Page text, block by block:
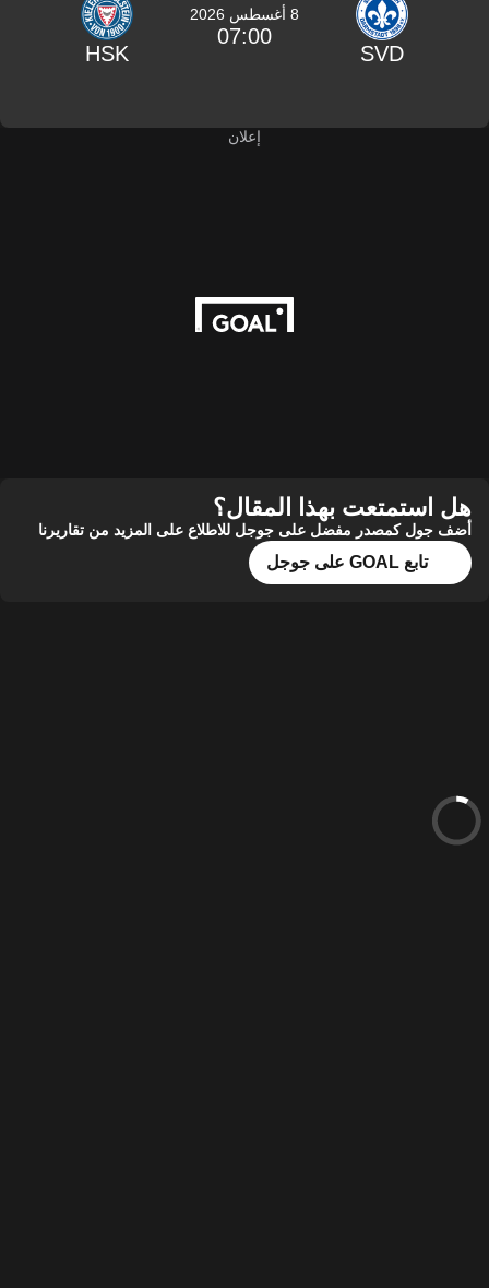
SVD
8 أغسطس 2026
07:00
HSK
إعلان
هل استمتعت بهذا المقال؟
أضف جول كمصدر مفضل على جوجل للاطلاع على المزيد من تقاريرنا
تابع GOAL على جوجل